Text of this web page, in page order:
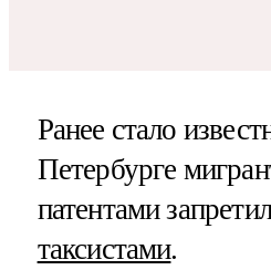
Ранее стало
Петербурге
патентами
таксистами.